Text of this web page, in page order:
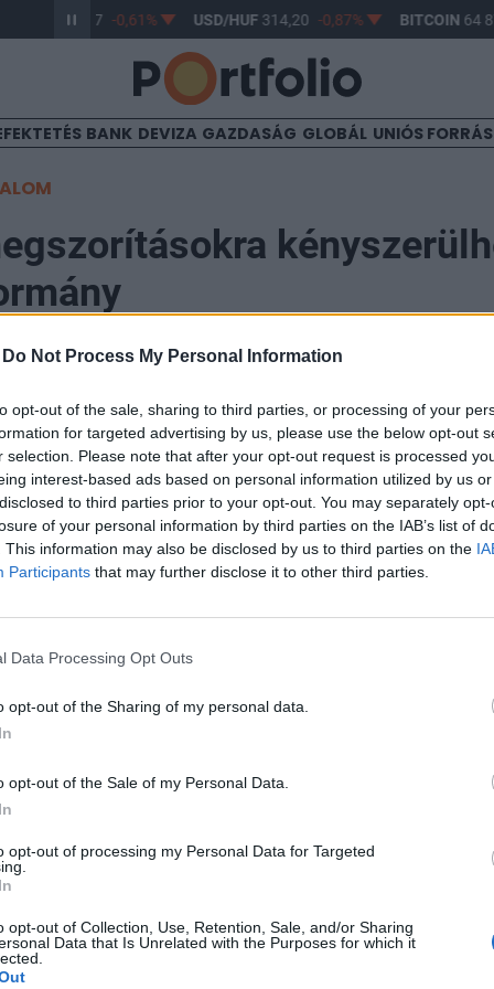
Do Not Process My Personal Information
opt-out of the sale, sharing to third parties, or processing of your
for targeted advertising by us, please use the below opt-out
selection. Please note that after your opt-out request is processed
interest-based ads based on personal information utilized by us
to third parties prior to your opt-out. You may separately
of your personal information by third parties on the IAB’s list of
This information may also be disclosed by us to third parties on the
Participants that may further disclose it to other third parties.
Data Processing Opt Outs
opt-out of the Sharing of my personal data.
opt-out of the Sale of my Personal Data.
opt-out of processing my Personal Data for Targeted
opt-out of Collection, Use, Retention, Sale, and/or Sharing
Data that Is Unrelated with the Purposes for which it
363,17 -0,61% USD/HUF314,20 -0,87% BITCOIN64
BANK DEVIZA GAZDASÁG GLOBÁL UNIÓS
fakadó félelem az elsődleges most a
csak tüzet oltanak - vélekedett Török
A Raiffeisen Bank közgazdásza szerint
álmairól és az eredeti hiánycél tartásához drákói
az MTV reggeli műsorában Török Zoltán, a Raiffeisen
portfolio.hu hírarchívumához tartozik, melynek olvasása
tartalmazza:
cikkarchívum